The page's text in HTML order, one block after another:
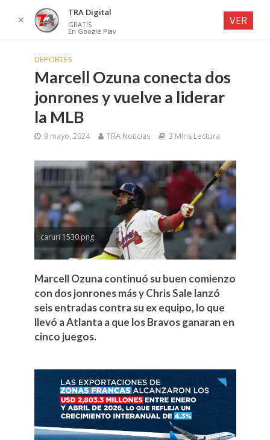
DEPORTES
Marcell Ozuna conecta dos
jonrones y vuelve a liderar
la MLB
9 mayo, 2024 TRA Noticias 3 Mins Lectura
caruri 1530.png
Marcell Ozuna continuó su buen comienzo
con dos jonrones más y Chris Sale lanzó
seis entradas contra su ex equipo, lo que
llevó a Atlanta a que los Bravos ganaran en
cinco juegos.
✕
TRA Digital
GRATIS
En Google Play
VER